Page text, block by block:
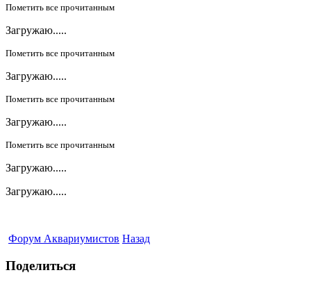
Пометить все прочитанным
Загружаю.....
Пометить все прочитанным
Загружаю.....
Пометить все прочитанным
Загружаю.....
Пометить все прочитанным
Загружаю.....
Загружаю.....
Форум Аквариумистов Назад
Поделиться